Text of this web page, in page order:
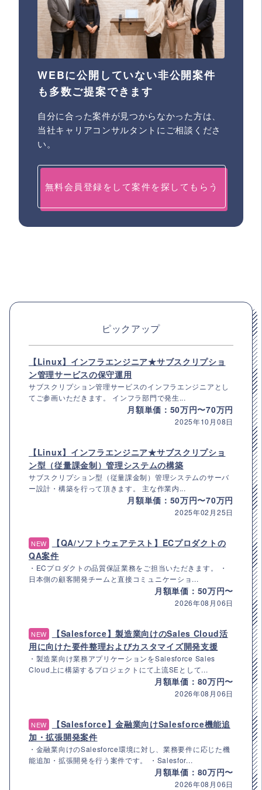
WEBに公開していない非公開案件
も多数ご提案できます
自分に合った案件が見つからなかった方は、
当社キャリアコンサルタントにご相談くださ
い。
無料会員登録をして案件を探してもらう
ピックアップ
【Linux】インフラエンジニア★サブスクリプショ
ン管理サービスの保守運用
サブスクリプション管理サービスのインフラエンジニアとし
てご参画いただきます。 インフラ部門で発生...
月額単価：50万円〜70万円
2025年10月08日
【Linux】インフラエンジニア★サブスクリプショ
ン型（従量課金制）管理システムの構築
サブスクリプション型（従量課金制）管理システムのサーバ
ー設計・構築を行って頂きます。 主な作業内...
月額単価：50万円〜70万円
2025年02月25日
NEW
【QA/ソフトウェアテスト】ECプロダクトの
QA案件
・ECプロダクトの品質保証業務をご担当いただきます。 ・
日本側の顧客開発チームと直接コミュニケーショ...
月額単価：50万円〜
2026年08月06日
NEW
【Salesforce】製造業向けのSales Cloud活
用に向けた要件整理およびカスタマイズ開発支援
・製造業向け業務アプリケーションをSalesforce Sales
Cloud上に構築するプロジェクトにて上流SEとして...
月額単価：80万円〜
2026年08月06日
NEW
【Salesforce】金融業向けSalesforce機能追
加・拡張開発案件
・金融業向けのSalesforce環境に対し、業務要件に応じた機
能追加・拡張開発を行う案件です。 ・Salesfor...
月額単価：80万円〜
2026年08月06日